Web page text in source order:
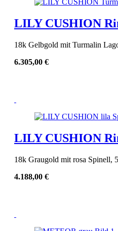
LILY CUSHION
18k Gelbgold mit Turmalin
6.305,00 €
LILY CUSHION
18k Graugold mit rosa Spinell,
4.188,00 €